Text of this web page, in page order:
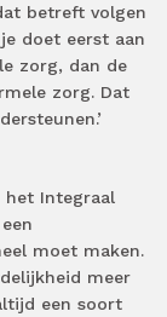
betreft volgen
doet eerst aan
zorg, dan de
zorg. Dat
het Integraal
moet maken.
meer
een soort